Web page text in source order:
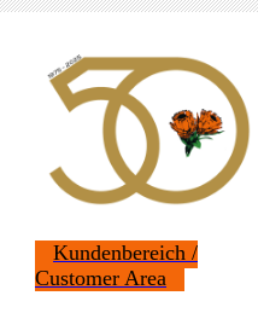
Kundenbereich /
Customer Area